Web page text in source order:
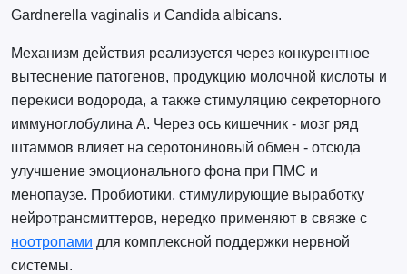
Gardnerella vaginalis и Candida albicans.
Механизм действия реализуется через конкурентное
вытеснение патогенов, продукцию молочной кислоты и
перекиси водорода, а также стимуляцию секреторного
иммуноглобулина A. Через ось кишечник - мозг ряд
штаммов влияет на серотониновый обмен - отсюда
улучшение эмоционального фона при ПМС и
менопаузе. Пробиотики, стимулирующие выработку
нейротрансмиттеров, нередко применяют в связке с
ноотропами для комплексной поддержки нервной
системы.